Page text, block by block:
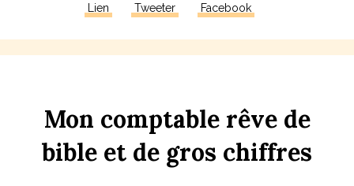
Lien Tweeter Facebook
Mon comptable rêve de
bible et de gros chiffres